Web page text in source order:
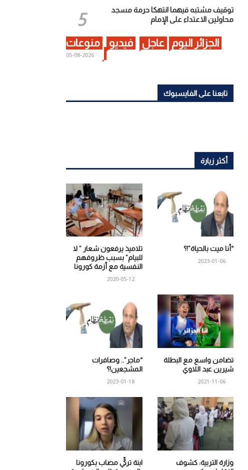
توقيف مشتبه فيهما انتهكا حرمة مسجد
محاولين الاعتداء على الإمام
الجزائر اليوم عاجل فيديو منوعات
2026-08-05
تابعنا على الفايسبوك
أكثر زيارة
تلاميذ يرفعون شعار ” لا
للبيام” بسبب ظروفهم
النفسية مع أزمة كورونا
2020-05-12
“أنا ميت بالحياة”!؟
2023-01-06
“ماجر”.. وصافرات
المشجعين!؟
2023-01-18
تضامن واسع مع البطلة
شيرين عبد اللاوي
2021-11-06
ابنة تركيٍّ مصاب بكورونا
وزارة التربية: كشوف